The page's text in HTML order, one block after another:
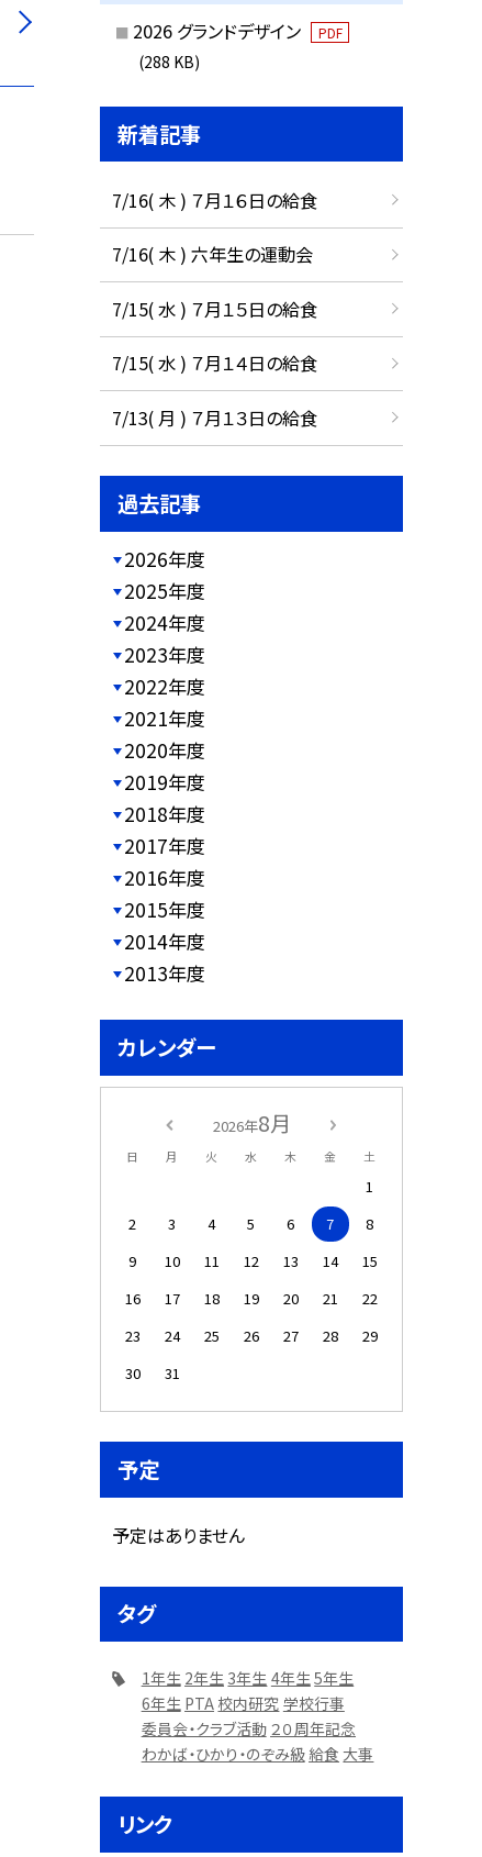
2026 グランドデザイン PDF
(288 KB)
新着記事
7/16( 木 ) ７月１６日の給食
7/16( 木 ) 六年生の運動会
7/15( 水 ) ７月１５日の給食
7/15( 水 ) ７月１４日の給食
7/13( 月 ) ７月１３日の給食
過去記事
2026年度
2025年度
2024年度
2023年度
2022年度
2021年度
2020年度
2019年度
2018年度
2017年度
2016年度
2015年度
2014年度
2013年度
カレンダー
2026年8月
日 月 火 水 木 金 土
1
2
3 4 5 6 7
8
9
10 11 12 13 14
15
16
17 18 19 20 21
22
23
24 25 26 27 28
29
30
31
予定
予定はありません
タグ
1年生 2年生 3年生 4年生 5年生
6年生 PTA 校内研究 学校行事
委員会・クラブ活動 ２０周年記念
わかば・ひかり・のぞみ級 給食 大事
リンク